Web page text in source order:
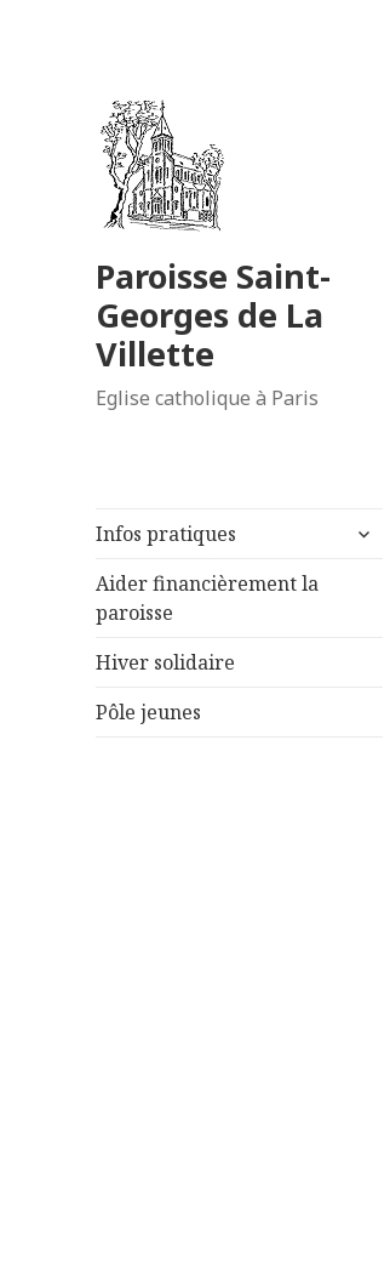
Paroisse Saint-
Georges de La
Villette
Eglise catholique à Paris
Infos pratiques
ouvrir
Aider financièrement la
paroisse
Hiver solidaire
Pôle jeunes